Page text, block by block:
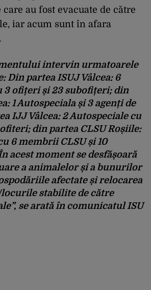
au fost evacuate de către
iar acum sunt în afara
intervin urmatoarele
Din partea ISUJ Vâlcea: 6
3 ofițeri și 23 subofițeri; din
1 Autospeciala și 3 agenți de
IJJ Vâlcea: 2 Autospeciale cu
din partea CLSU Roșiile:
6 membrii CLSU și 10
acest moment se desfășoară
a animalelor și a bunurilor
afectate și relocarea
stabilite de către
se arată în comunicatul ISU